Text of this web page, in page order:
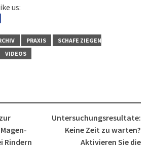
us:
PRAXIS
SCHAFE ZIEGEN
VIDEOS
Rindern
Untersuchungsresultate:
Keine Zeit zu warten?
Aktivieren Sie die